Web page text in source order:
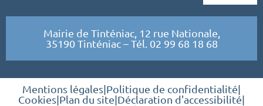
Mairie de Tinténiac, 12 rue Nationale,
35190 Tinténiac – Tél. 02 99 68 18 68
Mentions légales|Politique de confidentialité|
Cookies|Plan du site|Déclaration d'accessibilité|